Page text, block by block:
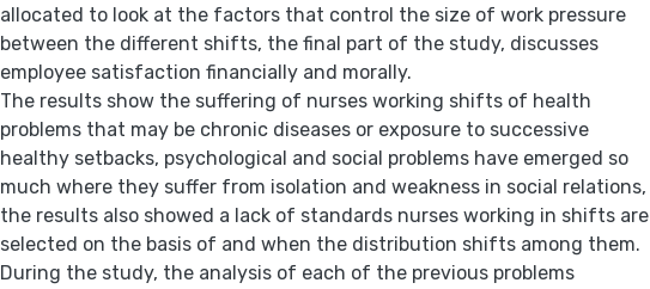
allocated to look at the factors that control the size of work pressure
between the different shifts, the final part of the study, discusses
employee satisfaction financially and morally.
The results show the suffering of nurses working shifts of health
problems that may be chronic diseases or exposure to successive
healthy setbacks, psychological and social problems have emerged so
much where they suffer from isolation and weakness in social relations,
the results also showed a lack of standards nurses working in shifts are
selected on the basis of and when the distribution shifts among them.
During the study, the analysis of each of the previous problems